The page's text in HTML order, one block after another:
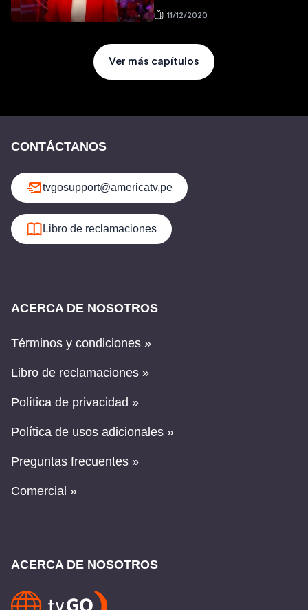
11/12/2020
Ver más capítulos
CONTÁCTANOS
tvgosupport@americatv.pe
Libro de reclamaciones
ACERCA DE NOSOTROS
Términos y condiciones »
Libro de reclamaciones »
Política de privacidad »
Política de usos adicionales »
Preguntas frecuentes »
Comercial »
ACERCA DE NOSOTROS